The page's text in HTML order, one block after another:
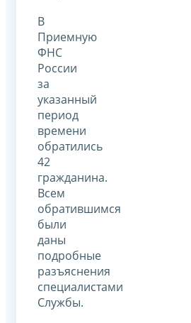
В
Приемную
ФНС
России
за
указанный
период
времени
обратились
42
гражданина.
Всем
обратившимся
были
даны
подробные
разъяснения
специалистами
Службы.